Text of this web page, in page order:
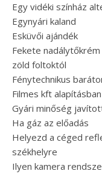
Egy vidéki színház
Egynyári kaland
Esküvői ajándék
Fekete
zöld foltoktól
Fénytechnikus
Filmes kft
Gyári minőség
Ha gáz az előadás
Helyezd a céged
székhelyre
Ilyen kamera